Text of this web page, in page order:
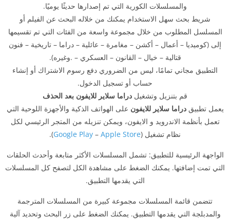
والمسلسلات الكورية التي تم إصدارها حديثًا يوميًا.
شريط بحث سهل الاستخدام يمكنك من خلاله البحث عن الفيلم أو
المسلسل المطلوب من خلال مجموعة واسعة من الفئات التي تم تقسيمها
إلى (كوميديا – أعمال – أكشن – مغامرة – عائلية – دراما – تاريخية – فنون
قتالية – خيال – القانون – العسكري – .وغيره).
التطبيق مجاني تمامًا، ليس من الضروري دفع رسوم الاشتراك أو إنشاء
حساب أو تسجيل الدخول.
قم بتنزيل وتشغيل دراما سلاير للايفون بعد الحذف
يعمل تطبيقدراما سلاير للايفون على الهواتف الذكية والأجهزة اللوحية التي
تعمل بأنظمة الاندرويد و الايفون، ويمكن تنزيله من المتجر الرئيسي لكل
نظام تشغيل (
Google Play – Apple Store
).
الواجهة الرئيسية للتطبيق: تشمل المسلسلات الأكثر متابعة وأحدث الحلقات
التي تمت إضافتها. يمكنك الضغط على مشاهدة الكل لتصفح كل المسلسلات
التي يقدمها التطبيق.
تتضمن قائمة المسلسلات مجموعة كبيرة من المسلسلات المترجمة
والمدبلجة التي يقدمها التطبيق. يمكنك الضغط على زر البحث وتحديد آلية